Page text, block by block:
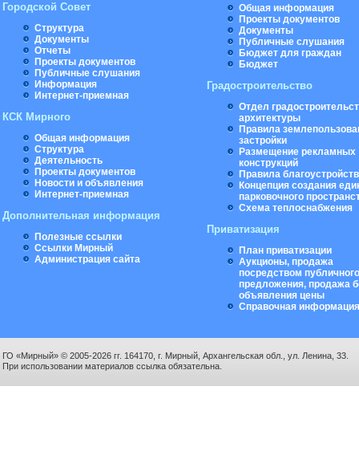
Городской Совет
Структура
Документы
Отчеты
Проекты документов
Публичные слушания
Информация
Интернет-приемная
КСК Мирного
Общая информация
Структура
Деятельность
Проекты документов
Новости и объявления
Интернет-приемная
Дополнительная информация
Полезные ссылки
Ссылки Мирный
Администрация сайта
Общая информация
Проекты документов
Документы
Публичные слушания
Бюджет для граждан
Бюджет
Градостроительство
Отдел
архитектуры
Правила
застройки
Размещение рекламных
конструкций
Правила
Концепция создания
парковочного
Схема теплоснабжения
Приватизация
План приватизации
Аукционы, продажа
посредством публичного
предложения, продажа
объявления цены
Справочная информация
ГО «Мирный» © 2005-2026 гг. 164170, г. Мирный, Архангельская обл., ул. Ленина, 33.
При использовании материалов ссылка обязательна.